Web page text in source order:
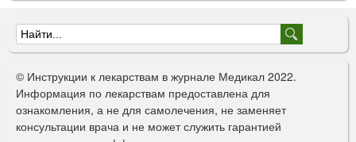
Ф
о
р
м
© Инструкции к лекарствам в журнале Медикал 2022.
Информация по лекарствам предоставлена для
ознакомления, а не для самолечения, не заменяет
консультации врача и не может служить гарантией